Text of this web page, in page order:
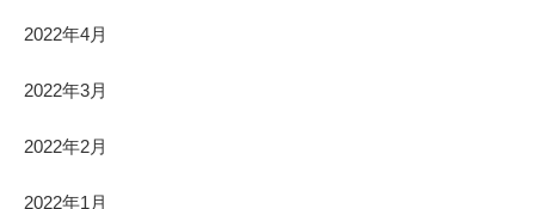
2022年4月
2022年3月
2022年2月
2022年1月